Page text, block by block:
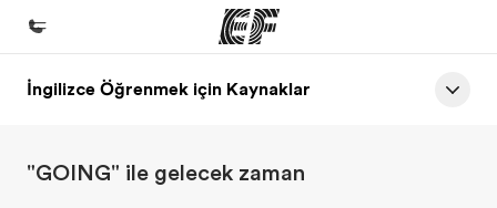
Ana Sayfa
Programlarımız
İngilizce Öğrenmek için Kaynaklar
"GOING" ile gelecek zaman